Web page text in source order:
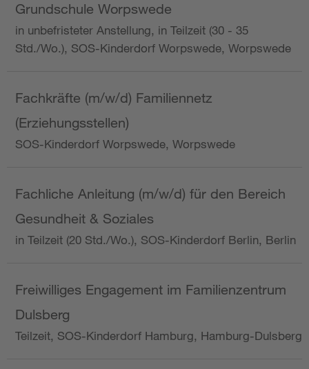
Grundschule Worpswede
in unbefristeter Anstellung, in Teilzeit (30 - 35
Std./Wo.), SOS-Kinderdorf Worpswede, Worpswede
Fachkräfte (m/w/d) Familiennetz
(Erziehungsstellen)
SOS-Kinderdorf Worpswede, Worpswede
Fachliche Anleitung (m/w/d) für den Bereich
Gesundheit & Soziales
in Teilzeit (20 Std./Wo.), SOS-Kinderdorf Berlin, Berlin
Freiwilliges Engagement im Familienzentrum
Dulsberg
Teilzeit, SOS-Kinderdorf Hamburg, Hamburg-Dulsberg